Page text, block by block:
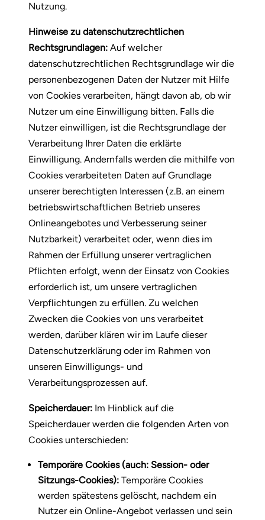
Nutzung.
Hinweise zu datenschutzrechtlichen
Rechtsgrundlagen:Auf welcher
datenschutzrechtlichen Rechtsgrundlage wir die
personenbezogenen Daten der Nutzer mit Hilfe
von Cookies verarbeiten, hängt davon ab, ob wir
Nutzer um eine Einwilligung bitten. Falls die
Nutzer einwilligen, ist die Rechtsgrundlage der
Verarbeitung Ihrer Daten die erklärte
Einwilligung. Andernfalls werden die mithilfe von
Cookies verarbeiteten Daten auf Grundlage
unserer berechtigten Interessen (z.B. an einem
betriebswirtschaftlichen Betrieb unseres
Onlineangebotes und Verbesserung seiner
Nutzbarkeit) verarbeitet oder, wenn dies im
Rahmen der Erfüllung unserer vertraglichen
Pflichten erfolgt, wenn der Einsatz von Cookies
erforderlich ist, um unsere vertraglichen
Verpflichtungen zu erfüllen. Zu welchen
Zwecken die Cookies von uns verarbeitet
werden, darüber klären wir im Laufe dieser
Datenschutzerklärung oder im Rahmen von
unseren Einwilligungs- und
Verarbeitungsprozessen auf.
Speicherdauer: Im Hinblick auf die
Speicherdauer werden die folgenden Arten von
Cookies unterschieden:
Temporäre Cookies (auch: Session- oder
Sitzungs-Cookies): Temporäre Cookies
werden spätestens gelöscht, nachdem ein
Nutzer ein Online-Angebot verlassen und sein